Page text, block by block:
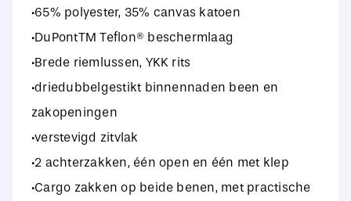
·65% polyester, 35% canvas katoen
·DuPontTM Teflon® beschermlaag
·Brede riemlussen, YKK rits
·driedubbelgestikt binnennaden been en
zakopeningen
·verstevigd zitvlak
·2 achterzakken, één open en één met klep
·Cargo zakken op beide benen, met practische